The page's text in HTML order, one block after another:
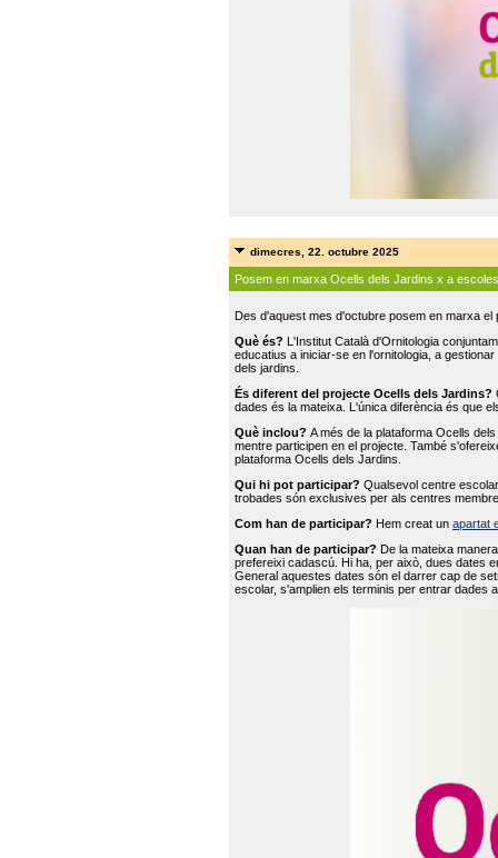
dimecres, 22. octubre 2025
Posem en marxa Ocells dels Jardins x a escoles
Des d'aquest mes d'octubre posem en marxa
Què és? L'Institut Català d'Ornitologia
educatius a iniciar-se en l'ornitologia, a
dels jardins.
És diferent del projecte Ocells dels Jardins?
dades és la mateixa. L'única diferència és que
Què inclou? A més de la plataforma Ocells
mentre participen en el projecte. També
plataforma Ocells dels Jardins.
Qui hi pot participar? Qualsevol centre
trobades són exclusives per als centres
Com han de participar? Hem creat un apartat
Quan han de participar? De la mateixa
prefereixi cadascú. Hi ha, per això, dues dates
General aquestes dates són el darrer cap de
escolar, s'amplien els terminis per entrar dades